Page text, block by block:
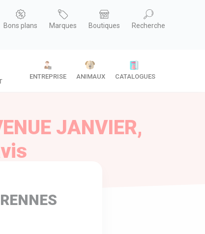
Bons plans Marques Boutiques Recherche
ENTREPRISE ANIMAUX CATALOGUES
JANVIER,